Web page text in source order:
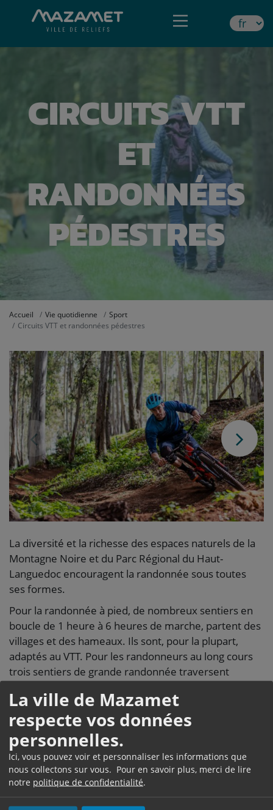
La ville de Mazamet
respecte vos données
personnelles.
Ici, vous pouvez voir et personnaliser les informations que
nous collectons sur vous. Pour en savoir plus, merci de lire
notre politique de confidentialité.
CIRCUITS VTT
ET
RANDONNÉES
PÉDESTRES
Accueil Vie quotidienne
Sport
Circuits VTT et randonnées pédestres
Photo précédente
La diversité et la richesse des espaces naturels de la
Montagne Noire et du Parc Régional du Haut-
Languedoc encouragent la randonnée sous toutes
ses formes.
Pour la randonnée à pied, de nombreux sentiers en
boucle de 1 heure à 6 heures de marche, partent des
villages et des hameaux. Ils sont, pour la plupart,
adaptés au VTT. Pour les randonneurs au long cours
trois sentiers de grande randonnée traversent
en empruntant les crêtes de la Montagne Noire, le
GR36 et la voie d’Arles qui conduit les pèlerins vers
Saint-Jacques de Compostelle.
L’Office de Tourisme de Mazamet tient à votre
disposition une série de guides de randonnées pour
vous permettre de découvrir à pied et à VTT les